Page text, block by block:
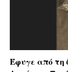
Έφυγε από τη